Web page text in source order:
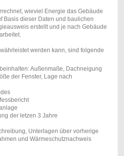
wieviel Energie das Gebäude
Basis dieser Daten und baulichen
erstellt und je nach Gebäude
werden kann, sind folgende
Außenmaße, Dachneigung
der Fenster, Lage nach
der letzen 3 Jahre
Unterlagen über vorherige
und Wärmeschutznachweis